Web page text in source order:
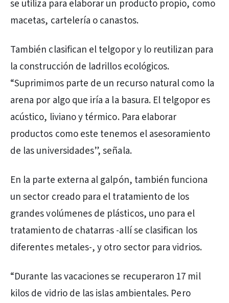
se utiliza para elaborar un producto propio, como
macetas, cartelería o canastos.
También clasifican el telgopor y lo reutilizan para
la construcción de ladrillos ecológicos.
“Suprimimos parte de un recurso natural como la
arena por algo que iría a la basura. El telgopor es
acústico, liviano y térmico. Para elaborar
productos como este tenemos el asesoramiento
de las universidades”, señala.
En la parte externa al galpón, también funciona
un sector creado para el tratamiento de los
grandes volúmenes de plásticos, uno para el
tratamiento de chatarras -allí se clasifican los
diferentes metales-, y otro sector para vidrios.
“Durante las vacaciones se recuperaron 17 mil
kilos de vidrio de las islas ambientales. Pero